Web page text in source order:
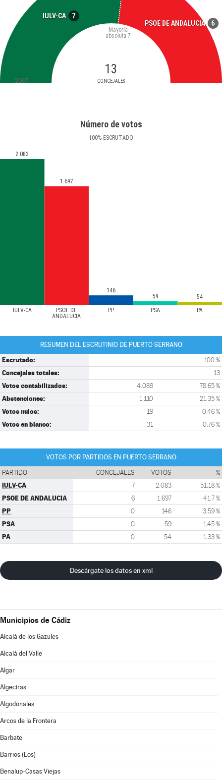
IULV-CA 7
PSOE DE ANDALUCIA 6
13
CONCEJALES
Mayoría
absoluta 7
2007
Número de votos
100% ESCRUTADO
IULV-CA
PSOE DE
ANDALUCIA
PP PSA PA
2.083
1.697
146
59
54
RESUMEN DEL ESCRUTINIO DE PUERTO SERRANO
Escrutado: 100 %
Concejales totales: 13
Votos contabilizados: 4.089 78,65 %
Abstenciones: 1.110 21,35 %
Votos nulos: 19 0,46 %
Votos en blanco: 31 0,76 %
VOTOS POR PARTIDOS EN PUERTO SERRANO
PARTIDO CONCEJALES VOTOS %
IULV-CA 7 2.083 51,18 %
PSOE DE ANDALUCIA 6 1.697 41,7 %
PP 0 146 3,59 %
PSA 0 59 1,45 %
PA 0 54 1,33 %
Descárgate los datos en xml
Municipios de Cádiz
Alcalá de los Gazules
Alcalá del Valle
Algar
Algeciras
Algodonales
Arcos de la Frontera
Barbate
Barrios (Los)
Benalup-Casas Viejas